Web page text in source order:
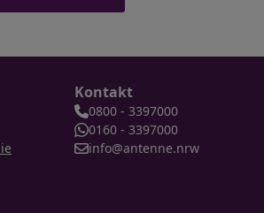
Kontakt
0800 - 3397000
0160 - 3397000
info@antenne.nrw